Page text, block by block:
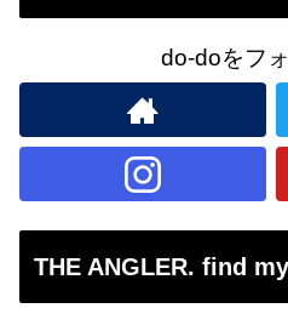
do-doをフ
THE ANGLER. find